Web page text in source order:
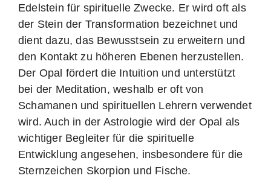
Edelstein für spirituelle Zwecke. Er wird oft als
der Stein der Transformation bezeichnet und
dient dazu, das Bewusstsein zu erweitern und
den Kontakt zu höheren Ebenen herzustellen.
Der Opal fördert die Intuition und unterstützt
bei der Meditation, weshalb er oft von
Schamanen und spirituellen Lehrern verwendet
wird. Auch in der Astrologie wird der Opal als
wichtiger Begleiter für die spirituelle
Entwicklung angesehen, insbesondere für die
Sternzeichen Skorpion und Fische.